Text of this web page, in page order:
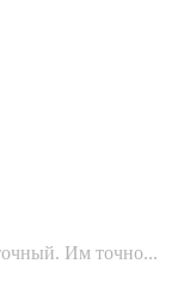
Им точно...